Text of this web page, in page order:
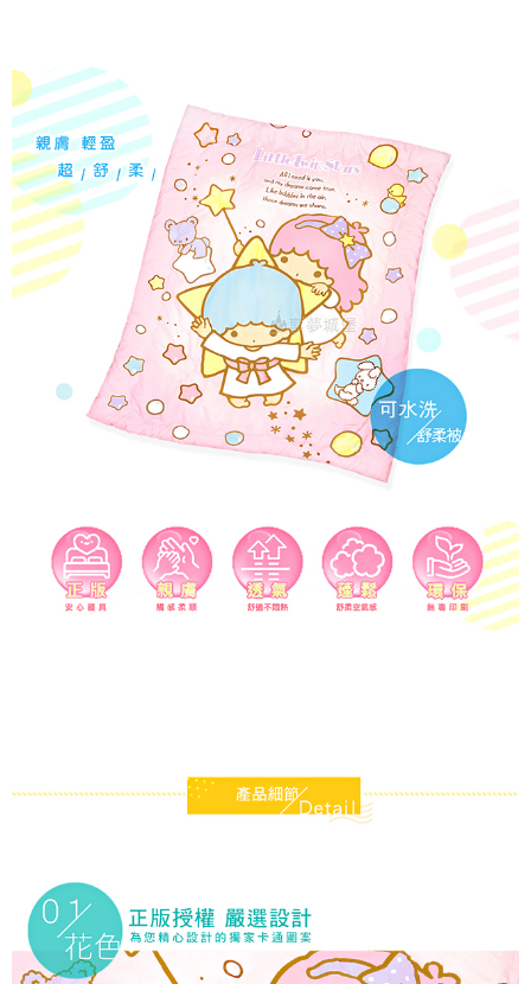
每筆NT$80，滿NT$699(含以上)免運費